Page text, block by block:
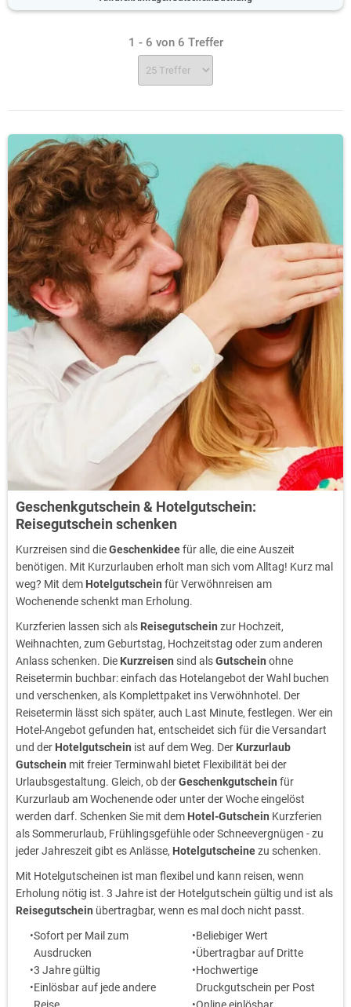
1 - 6 von 6 Treffer
Geschenkgutschein & Hotelgutschein:
Reisegutschein schenken
Kurzreisen sind dieGeschenkideefür alle, die eine Auszeit
benötigen. Mit Kurzurlauben erholt man sich vom Alltag! Kurz mal
weg? Mit dem Hotelgutschein für Verwöhnreisen am
Wochenende schenkt man Erholung.
Kurzferien lassen sich als Reisegutschein zur Hochzeit,
Weihnachten, zum Geburtstag, Hochzeitstag oder zum anderen
Anlass schenken. Die Kurzreisen sind alsGutschein ohne
Reisetermin buchbar: einfach das Hotelangebot der Wahl buchen
und verschenken, als Komplettpaket ins Verwöhnhotel. Der
Reisetermin lässt sich später, auch Last Minute, festlegen. Wer ein
Hotel-Angebot gefunden hat, entscheidet sich für die Versandart
und der Hotelgutschein ist auf dem Weg. Der Kurzurlaub
Gutschein mit freier Terminwahl bietet Flexibilität bei der
Urlaubsgestaltung. Gleich, ob derGeschenkgutschein für
Kurzurlaub am Wochenende oder unter der Woche eingelöst
werden darf. Schenken Sie mit dem Hotel-Gutschein Kurzferien
als Sommerurlaub, Frühlingsgefühle oder Schneevergnügen - zu
jeder Jahreszeit gibt es Anlässe, Hotelgutscheinezu schenken.
Mit Hotelgutscheinen ist man flexibel und kann reisen, wenn
Erholung nötig ist. 3 Jahre ist der Hotelgutschein gültig und ist als
Reisegutschein übertragbar, wenn es mal doch nicht passt.
Sofort per Mail zum
Ausdrucken
3 Jahre gültig
Einlösbar auf jede andere
Beliebiger Wert
Übertragbar auf Dritte
Hochwertige
Druckgutschein per Post